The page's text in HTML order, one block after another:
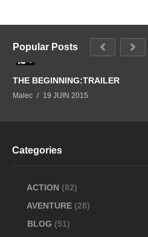
Popular Posts
THE BEGINNING:TRAILER
Malec 19 JUIN 2015
Categories
ACTION (82)
AVENTURE (28)
BLOG (51)